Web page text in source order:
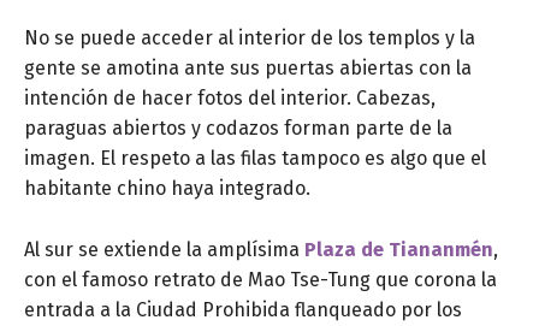
No se puede acceder al interior de los templos y la
gente se amotina ante sus puertas abiertas con la
intención de hacer fotos del interior. Cabezas,
paraguas abiertos y codazos forman parte de la
imagen. El respeto a las filas tampoco es algo que el
habitante chino haya integrado.
Al sur se extiende la amplísima Plaza de Tiananmén,
con el famoso retrato de Mao Tse-Tung que corona la
entrada a la Ciudad Prohibida flanqueado por los